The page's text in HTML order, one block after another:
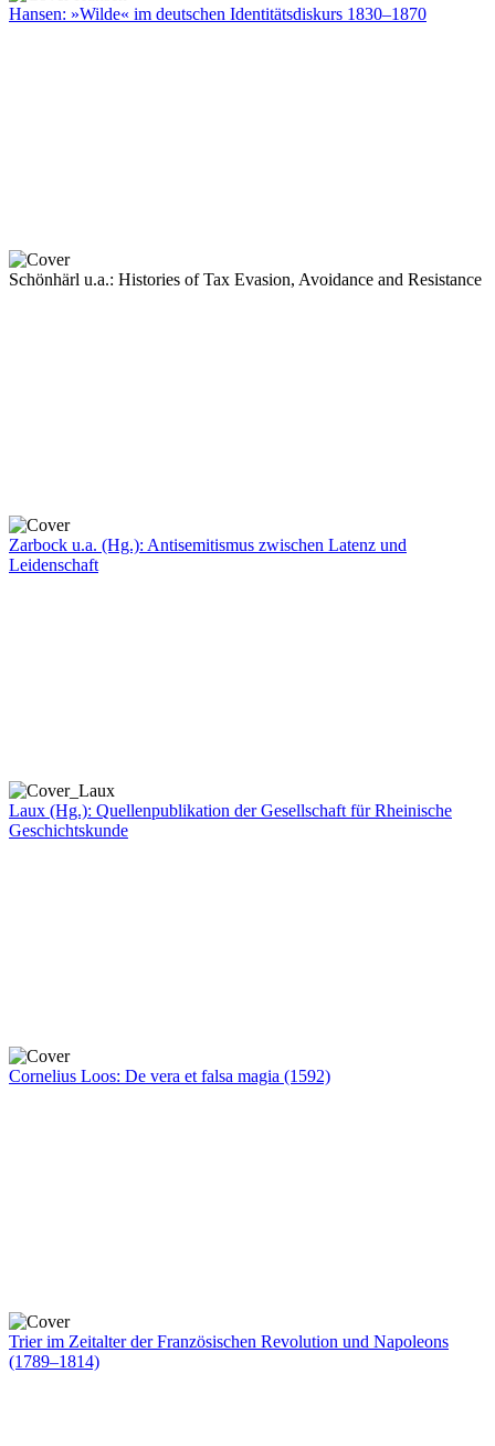
Hansen: »Wilde« im deutschen Identitätsdiskurs 1830–1870
Schönhärl u.a.: Histories of Tax Evasion, Avoidance and Resistance
Zarbock u.a. (Hg.): Antisemitismus zwischen Latenz und
Leidenschaft
Laux (Hg.): Quellenpublikation der Gesellschaft für Rheinische
Geschichtskunde
Cornelius Loos: De vera et falsa magia (1592)
Trier im Zeitalter der Französischen Revolution und Napoleons
(1789–1814)